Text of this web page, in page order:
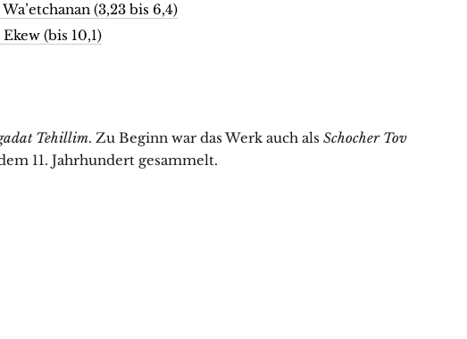
(3,23 bis 6,4)
(bis 10,1)
Tehillim. Zu Beginn war das Werk auch als Schocher Tov
11. Jahrhundert gesammelt.